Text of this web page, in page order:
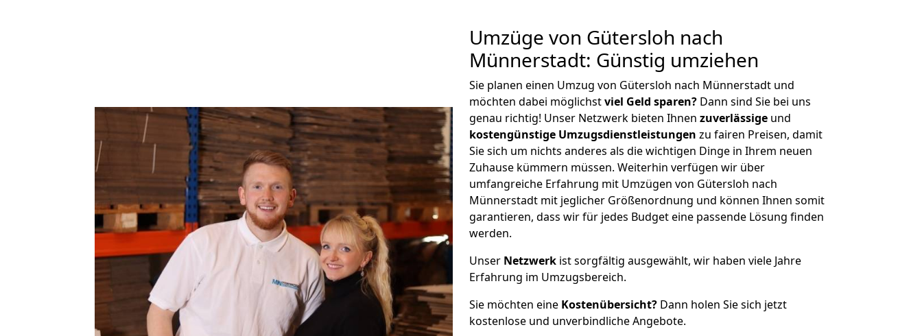
Umzüge von Gütersloh nach
Münnerstadt: Günstig umziehen
Sie planen einen Umzug von Gütersloh nach Münnerstadt und
möchten dabei möglichstviel Geld sparen? Dann sind Sie bei uns
genau richtig! Unser Netzwerk bieten Ihnen zuverlässige und
kostengünstige Umzugsdienstleistungen zu fairen Preisen, damit
Sie sich um nichts anderes als die wichtigen Dinge in Ihrem neuen
Zuhause kümmern müssen. Weiterhin verfügen wir über
umfangreiche Erfahrung mit Umzügen von Gütersloh nach
Münnerstadt mit jeglicher Größenordnung und können Ihnen somit
garantieren, dass wir für jedes Budget eine passende Lösung finden
werden.
Unser Netzwerk ist sorgfältig ausgewählt, wir haben viele Jahre
Erfahrung im Umzugsbereich.
Sie möchten eine Kostenübersicht? Dann holen Sie sich jetzt
kostenlose und unverbindliche Angebote.